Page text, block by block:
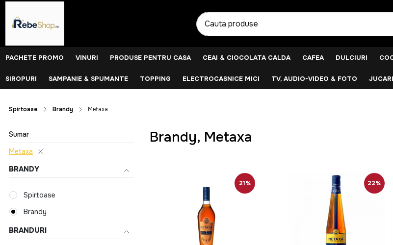
PACHETE PROMO VINURI PRODUSE PENTRU CASA CEAI & CIOCOLATA CALDA CAFEA DULCIURI
SIROPURI SAMPANIE & SPUMANTE TOPPING ELECTROCASNICE MICI TV, AUDIO-VIDEO & FOTO
Spirtoase Brandy Metaxa
Sumar
Metaxa
BRANDY
Spirtoase
Brandy
BRANDURI
Brandy, Metaxa
21% 22%